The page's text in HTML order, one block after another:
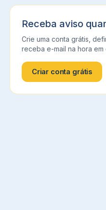
Receba aviso
Crie uma conta grátis,
receba e-mail na hora
Criar conta grátis